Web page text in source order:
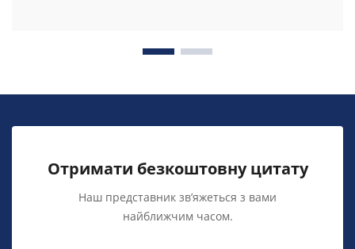
Отримати безкоштовну цитату
Наш представник зв’яжеться з вами
найближчим часом.